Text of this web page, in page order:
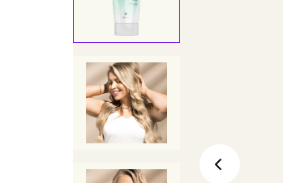
9º
body splash
10º aura